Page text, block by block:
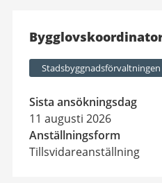
Stadsbyggnadsförvaltningen
Sista ansökningsdag
11 augusti 2026
Anställningsform
Tillsvidareanställning